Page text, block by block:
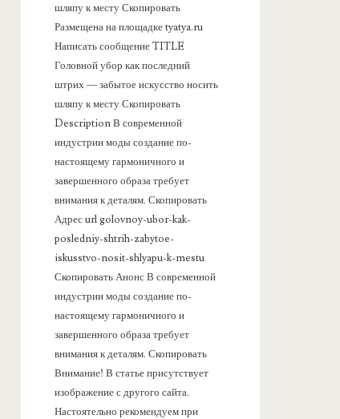
шляпу к месту Скопировать
Размещена на площадке tyatya.ru
Написать сообщение TITLE
Головной убор как последний
штрих — забытое искусство носить
шляпу к месту Скопировать
Description В современной
индустрии моды создание по-
настоящему гармоничного и
завершенного образа требует
внимания к деталям. Скопировать
Адрес url golovnoy-ubor-kak-
posledniy-shtrih-zabytoe-
iskusstvo-nosit-shlyapu-k-mestu
Скопировать Анонс В современной
индустрии моды создание по-
настоящему гармоничного и
завершенного образа требует
внимания к деталям. Скопировать
Внимание! В статье присутствует
изображение с другого сайта.
Настоятельно рекомендуем при